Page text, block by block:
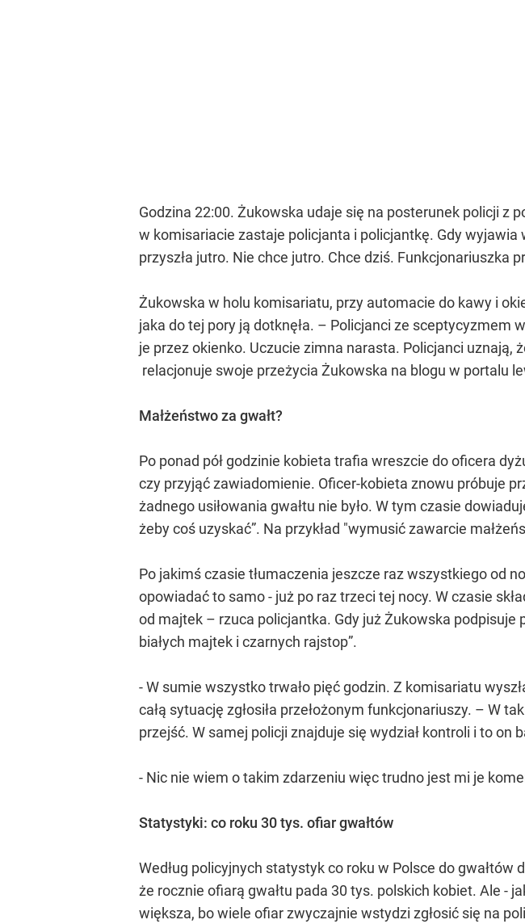
Godzina 22:00. Żukowska udaje się na posterunek policji z
w komisariacie zastaje policjanta i policjantkę. Gdy wyjawia
przyszła jutro. Nie chce jutro. Chce dziś. Funkcjonariuszka
Żukowska w holu komisariatu, przy automacie do kawy i
jaka do tej pory ją dotknęła. – Policjanci ze sceptycyzmem
je przez okienko. Uczucie zimna narasta. Policjanci uznają,
relacjonuje swoje przeżycia Żukowska na blogu w portalu
Małżeństwo za gwałt?
Po ponad pół godzinie kobieta trafia wreszcie do oficera
czy przyjąć zawiadomienie. Oficer-kobieta znowu próbuje
żadnego usiłowania gwałtu nie było. W tym czasie
żeby coś uzyskać”. Na przykład "wymusić zawarcie
Po jakimś czasie tłumaczenia jeszcze raz wszystkiego od
opowiadać to samo - już po raz trzeci tej nocy. W czasie
od majtek – rzuca policjantka. Gdy już Żukowska podpisuje
białych majtek i czarnych rajstop”.
- W sumie wszystko trwało pięć godzin. Z komisariatu
całą sytuację zgłosiła przełożonym funkcjonariuszy. – W
przejść. W samej policji znajduje się wydział kontroli i to on
- Nic nie wiem o takim zdarzeniu więc trudno jest mi je
Statystyki: co roku 30 tys. ofiar gwałtów
Według policyjnych statystyk co roku w Polsce do
że rocznie ofiarą gwałtu pada 30 tys. polskich kobiet. Ale -
większa, bo wiele ofiar zwyczajnie wstydzi zgłosić się na